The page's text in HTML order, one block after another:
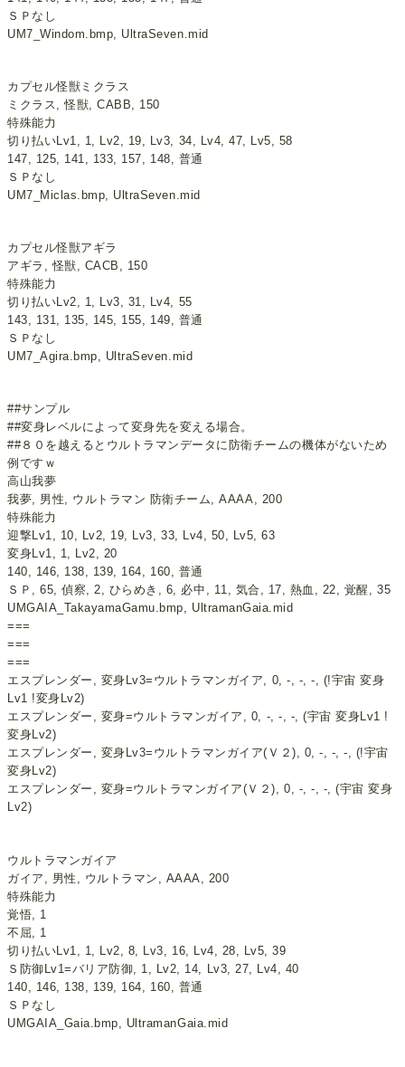
ＳＰなし
UM7_Windom.bmp, UltraSeven.mid
カプセル怪獣ミクラス
ミクラス, 怪獣, CABB, 150
特殊能力
切り払いLv1, 1, Lv2, 19, Lv3, 34, Lv4, 47, Lv5, 58
147, 125, 141, 133, 157, 148, 普通
ＳＰなし
UM7_Miclas.bmp, UltraSeven.mid
カプセル怪獣アギラ
アギラ, 怪獣, CACB, 150
特殊能力
切り払いLv2, 1, Lv3, 31, Lv4, 55
143, 131, 135, 145, 155, 149, 普通
ＳＰなし
UM7_Agira.bmp, UltraSeven.mid
##サンプル
##変身レベルによって変身先を変える場合。
##８０を越えるとウルトラマンデータに防衛チームの機体がないため
例ですｗ
高山我夢
我夢, 男性, ウルトラマン 防衛チーム, AAAA, 200
特殊能力
迎撃Lv1, 10, Lv2, 19, Lv3, 33, Lv4, 50, Lv5, 63
変身Lv1, 1, Lv2, 20
140, 146, 138, 139, 164, 160, 普通
ＳＰ, 65, 偵察, 2, ひらめき, 6, 必中, 11, 気合, 17, 熱血, 22, 覚醒, 35
UMGAIA_TakayamaGamu.bmp, UltramanGaia.mid
===
===
===
エスプレンダー, 変身Lv3=ウルトラマンガイア, 0, -, -, -, (!宇宙 変身
Lv1 !変身Lv2)
エスプレンダー, 変身=ウルトラマンガイア, 0, -, -, -, (宇宙 変身Lv1 !
変身Lv2)
エスプレンダー, 変身Lv3=ウルトラマンガイア(Ｖ２), 0, -, -, -, (!宇宙
変身Lv2)
エスプレンダー, 変身=ウルトラマンガイア(Ｖ２), 0, -, -, -, (宇宙 変身
Lv2)
ウルトラマンガイア
ガイア, 男性, ウルトラマン, AAAA, 200
特殊能力
覚悟, 1
不屈, 1
切り払いLv1, 1, Lv2, 8, Lv3, 16, Lv4, 28, Lv5, 39
Ｓ防御Lv1=バリア防御, 1, Lv2, 14, Lv3, 27, Lv4, 40
140, 146, 138, 139, 164, 160, 普通
ＳＰなし
UMGAIA_Gaia.bmp, UltramanGaia.mid